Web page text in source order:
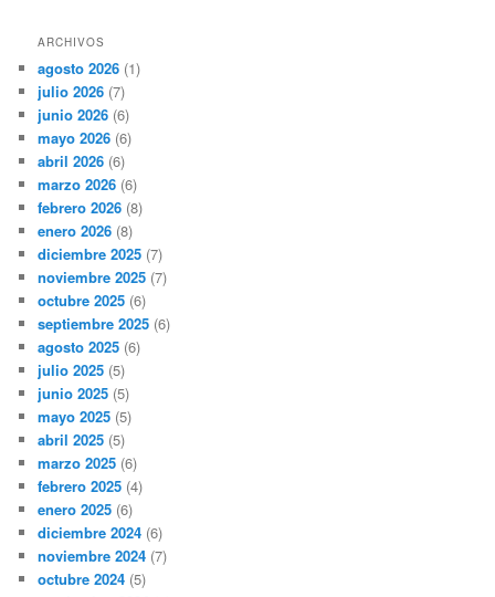
ARCHIVOS
agosto 2026 (1)
julio 2026 (7)
junio 2026 (6)
mayo 2026 (6)
abril 2026 (6)
marzo 2026 (6)
febrero 2026 (8)
enero 2026 (8)
diciembre 2025 (7)
noviembre 2025 (7)
octubre 2025 (6)
septiembre 2025 (6)
agosto 2025 (6)
julio 2025 (5)
junio 2025 (5)
mayo 2025 (5)
abril 2025 (5)
marzo 2025 (6)
febrero 2025 (4)
enero 2025 (6)
diciembre 2024 (6)
noviembre 2024 (7)
octubre 2024 (5)